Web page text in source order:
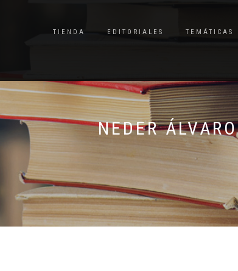
TIENDA EDITORIALES TEMÁTICAS
NEDER ÁLVARO